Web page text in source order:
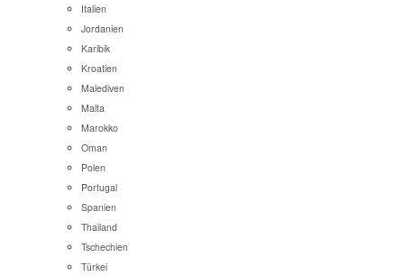
Italien
Jordanien
Karibik
Kroatien
Malediven
Malta
Marokko
Oman
Polen
Portugal
Spanien
Thailand
Tschechien
Türkei